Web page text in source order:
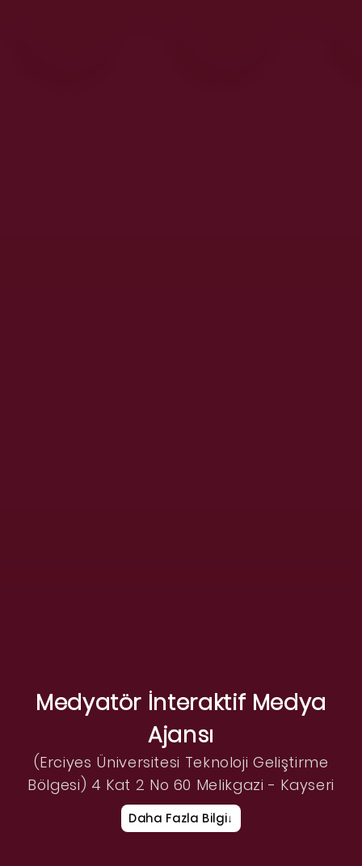
Medyatör İnteraktif Medya
Ajansı
(Erciyes Üniversitesi Teknoloji Geliştirme
Bölgesi) 4 Kat 2 No 60 Melikgazi - Kayseri
Daha Fazla Bilgi↓